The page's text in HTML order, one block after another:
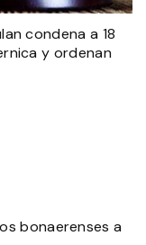
condena a 18
y ordenan
bonaerenses a